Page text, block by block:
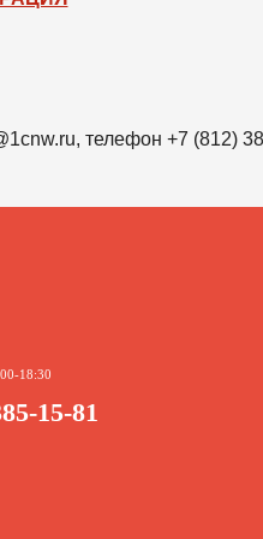
телефон +7 (812)
18:30
15-81